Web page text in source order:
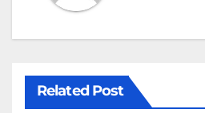
Related Post